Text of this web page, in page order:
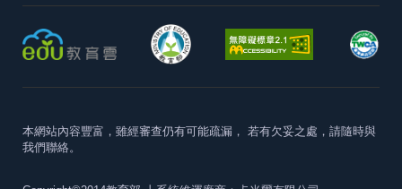
本網站內容豐富，雖經審查仍有可能疏漏， 若有欠妥之處，請隨時與
我們聯絡。